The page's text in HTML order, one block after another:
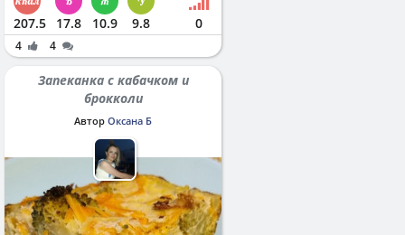
207.5 17.8 10.9 9.8 0
4 4
Запеканка с кабачком и
брокколи
Автор Оксана Б